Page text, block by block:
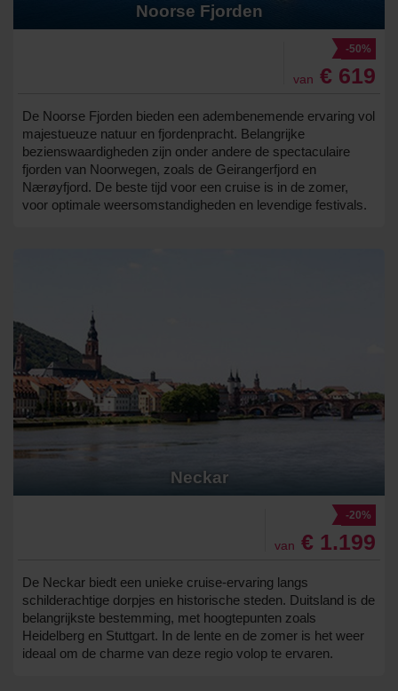
Noorse Fjorden
-50%
van € 619
De Noorse Fjorden bieden een adembenemende ervaring vol
majestueuze natuur en fjordenpracht. Belangrijke
bezienswaardigheden zijn onder andere de spectaculaire
fjorden van Noorwegen, zoals de Geirangerfjord en
Nærøyfjord. De beste tijd voor een cruise is in de zomer,
voor optimale weersomstandigheden en levendige festivals.
Neckar
-20%
van € 1.199
De Neckar biedt een unieke cruise-ervaring langs
schilderachtige dorpjes en historische steden. Duitsland is de
belangrijkste bestemming, met hoogtepunten zoals
Heidelberg en Stuttgart. In de lente en de zomer is het weer
ideaal om de charme van deze regio volop te ervaren.